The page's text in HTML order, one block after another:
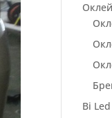
Bi